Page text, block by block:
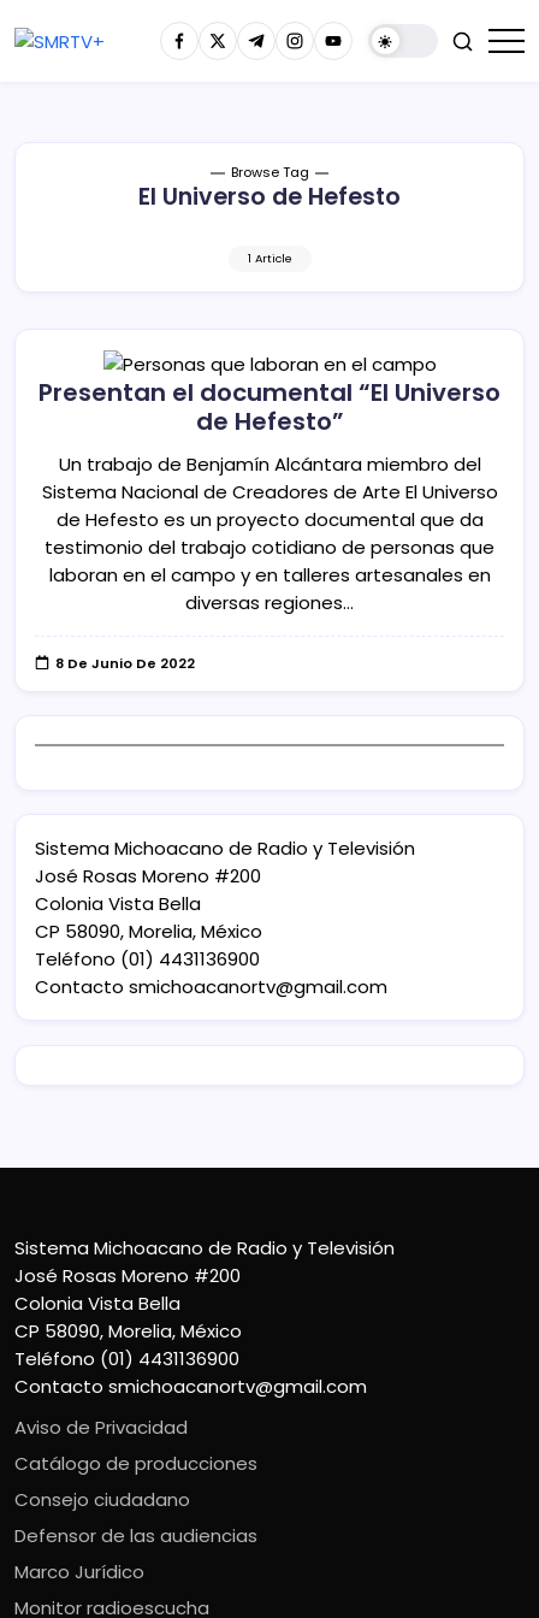
Browse Tag
El Universo de Hefesto
1 Article
Presentan el documental “El Universo
de Hefesto”
Un trabajo de Benjamín Alcántara miembro del
Sistema Nacional de Creadores de Arte El Universo
de Hefesto es un proyecto documental que da
testimonio del trabajo cotidiano de personas que
laboran en el campo y en talleres artesanales en
diversas regiones…
8 De Junio De 2022
Sistema Michoacano de Radio y Televisión
José Rosas Moreno #200
Colonia Vista Bella
CP 58090, Morelia, México
Teléfono (01) 4431136900
Contacto smichoacanortv@gmail.com
Sistema Michoacano de Radio y Televisión
José Rosas Moreno #200
Colonia Vista Bella
CP 58090, Morelia, México
Teléfono (01) 4431136900
Contacto smichoacanortv@gmail.com
Aviso de Privacidad
Catálogo de producciones
Consejo ciudadano
Defensor de las audiencias
Marco Jurídico
Monitor radioescucha